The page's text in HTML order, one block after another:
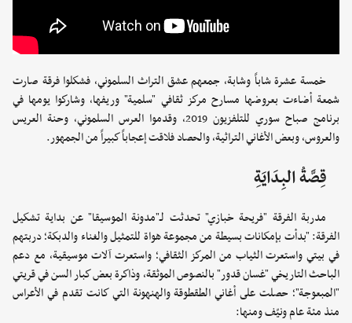
خمسة عشرة شاباً وشابة، جمعهم عشق التراث السلموني، فشكلوا فرقة صارت
شمعة أضاءت بعروضها مسارح مركز ثقافي "سلمية" وريفها، وشاركوا يومها في
برنامج صباح سوري للتلفزيون 2019، وقدموا العرس السلموني، وحنة العريس
والعروس، وبعض الأغاني التراثية، والحصاد فلاقت إعجاباً كبيراً من الجمهور.
قِصَّةُ البِدَايَةِ
مدربة الفرقة "فريحة خبازي" تحدثت لـ"مدونة الموسيقا" عن بداية تشكيل
الفرقة: "بدأت بإمكانات بسيطة من مجموعة هواة للتمثيل والغناء والدبكة؛ دربتهم
في بيتي واستعرت الثياب من المركز الثقافي؛ واستعرت آلات موسيقية، مع دعم
الباحث التاريخي "غسان قدور" بالنصوص الموثقة، وذاكرة بعض كبار السن في قريتي
"المبعوجة"؛ حصلت على أغاني الطقطوقة والهنهونة التي كانت تقدم في الأعراس
منذ مئة عام ونيّف ومنها: